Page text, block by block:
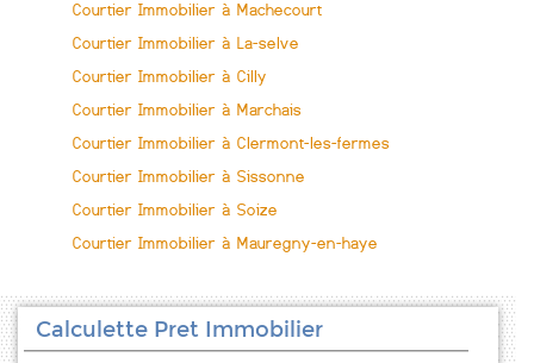
Courtier Immobilier à Machecourt
Courtier Immobilier à La-selve
Courtier Immobilier à Cilly
Courtier Immobilier à Marchais
Courtier Immobilier à Clermont-les-fermes
Courtier Immobilier à Sissonne
Courtier Immobilier à Soize
Courtier Immobilier à Mauregny-en-haye
Calculette Pret Immobilier